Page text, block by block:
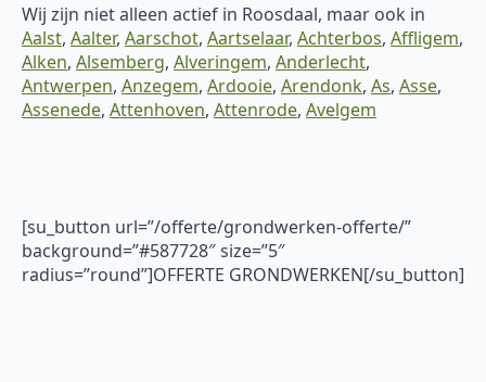
Wij zijn niet alleen actief in Roosdaal, maar ook in
Aalst, Aalter, Aarschot, Aartselaar, Achterbos, Affligem,
Alken, Alsemberg, Alveringem, Anderlecht,
Antwerpen, Anzegem, Ardooie, Arendonk, As, Asse,
Assenede, Attenhoven, Attenrode, Avelgem
[su_button url=”/offerte/grondwerken-offerte/”
background=”#587728″ size=”5″
radius=”round”]OFFERTE GRONDWERKEN[/su_button]